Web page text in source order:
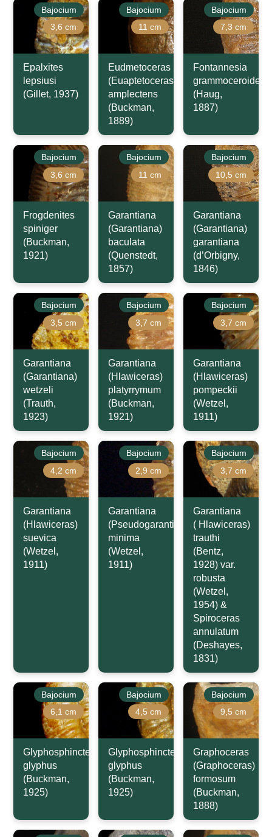
Bajocium
3,6 cm
Epalxites
lepsiusi
(Gillet, 1937)
Bajocium
11 cm
Eudmetoceras
(Euaptetoceras)
amplectens
(Buckman,
1889)
Bajocium
7,3 cm
Fontannesia
grammoceroides
(Haug,
1887)
Bajocium
3,6 cm
Frogdenites
spiniger
(Buckman,
1921)
Bajocium
11 cm
Garantiana
(Garantiana)
baculata
(Quenstedt,
1857)
Bajocium
10,5 cm
Garantiana
(Garantiana)
garantiana
(d’Orbigny,
1846)
Bajocium
3,5 cm
Garantiana
(Garantiana)
wetzeli
(Trauth,
1923)
Bajocium
3,7 cm
Garantiana
(Hlawiceras)
platyrrymum
(Buckman,
1921)
Bajocium
3,7 cm
Garantiana
(Hlawiceras)
pompeckii
(Wetzel,
1911)
Bajocium
4,2 cm
Garantiana
(Hlawiceras)
suevica
(Wetzel,
1911)
Bajocium
2,9 cm
Garantiana
(Pseudogarantiana)
minima
(Wetzel,
1911)
Bajocium
3,7 cm
Garantiana
( Hlawiceras)
trauthi
(Bentz,
1928) var.
robusta
(Wetzel,
1954) &
Spiroceras
annulatum
(Deshayes,
1831)
Bajocium
6,1 cm
Glyphosphinctes
glyphus
(Buckman,
1925)
Bajocium
4,5 cm
Glyphosphinctes
glyphus
(Buckman,
1925)
Bajocium
9,5 cm
Graphoceras
(Graphoceras)
formosum
(Buckman,
1888)